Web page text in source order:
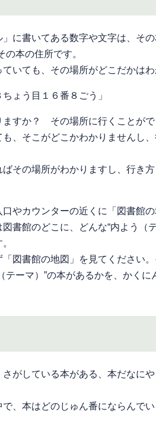
に書いてある数字や文字は、そ
の本の住所です。
いても、その場所がどこだかはわ
ょう目１６番８ごう」
ますか？ その場所に行くことがで
、そこがどこかわかりませんし
その場所がわかりますし、行き
やカウンターの近くに「図書館
書館のどこに、どんな“内よう（
「図書館の地図」を見てください
テーマ）”の本があるかを、かくに
がしている本がある、本だなに
、本はどのじゅん番にならんで